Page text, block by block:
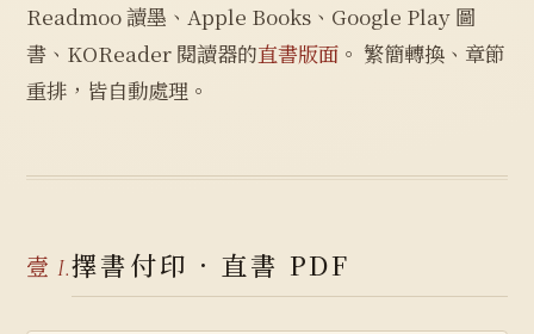
Readmoo 讀墨、Apple Books、Google Play 圖
書、KOReader 閱讀器的直書版面 。 繁簡轉換、章節
重排，皆自動處理。
壹 I.擇書付印 · 直書 PDF